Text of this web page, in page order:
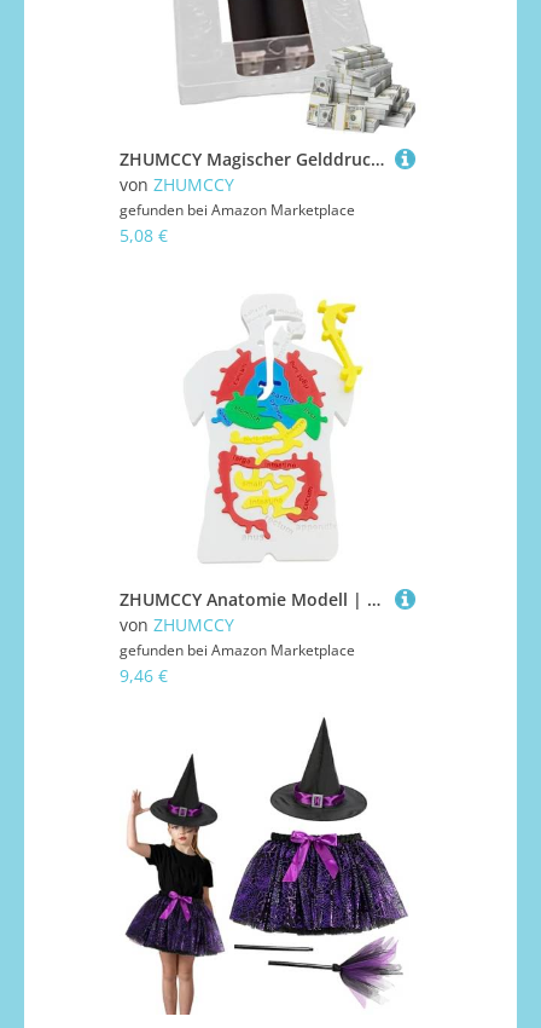
ZHUMCCY Magischer Gelddrucker - Wechsel Papier Zu Geldmaschine Zauberer Utensil | Tragbare Zauberrequisiten Zum Verblüffen Für Jugendliche Bei Familienfeiern Bühnenauftritte Talentwettbewerbe
von ZHUMCCY
gefunden bei Amazon Marketplace
5,08 €
ZHUMCCY Anatomie Modell | Menschliches Verdauungssystem Puzzle Deko | Lehrspielzeug Für Kinder Schüler Und Lehrer
von ZHUMCCY
gefunden bei Amazon Marketplace
9,46 €